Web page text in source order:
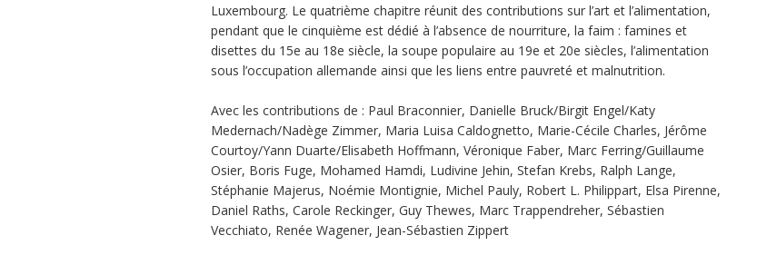
Luxembourg. Le quatrième chapitre réunit des contributions sur l’art et l’alimentation,
pendant que le cinquième est dédié à l’absence de nourriture, la faim : famines et
disettes du 15e au 18e siècle, la soupe populaire au 19e et 20e siècles, l’alimentation
sous l’occupation allemande ainsi que les liens entre pauvreté et malnutrition.
Avec les contributions de : Paul Braconnier, Danielle Bruck/Birgit Engel/Katy
Medernach/Nadège Zimmer, Maria Luisa Caldognetto, Marie-Cécile Charles, Jérôme
Courtoy/Yann Duarte/Elisabeth Hoffmann, Véronique Faber, Marc Ferring/Guillaume
Osier, Boris Fuge, Mohamed Hamdi, Ludivine Jehin, Stefan Krebs, Ralph Lange,
Stéphanie Majerus, Noémie Montignie, Michel Pauly, Robert L. Philippart, Elsa Pirenne,
Daniel Raths, Carole Reckinger, Guy Thewes, Marc Trappendreher, Sébastien
Vecchiato, Renée Wagener, Jean-Sébastien Zippert